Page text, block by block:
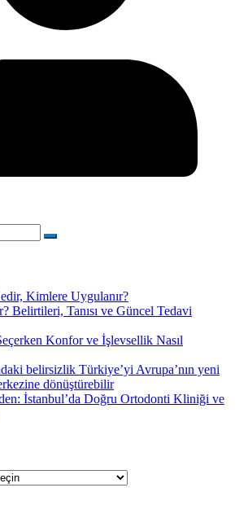
Kimlere Uygulanır?
Belirtileri, Tanısı ve Güncel Tedavi
Konfor ve İşlevsellik Nasıl
belirsizlik Türkiye’yi Avrupa’nın yeni
dönüştürebilir
İstanbul’da Doğru Ortodonti Kliniği ve